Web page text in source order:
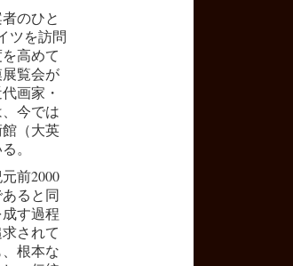
のひと
ツを訪問
高めて
覧会が
画家・
今では
（大英
。
前2000
ると同
す過程
されて
根本な